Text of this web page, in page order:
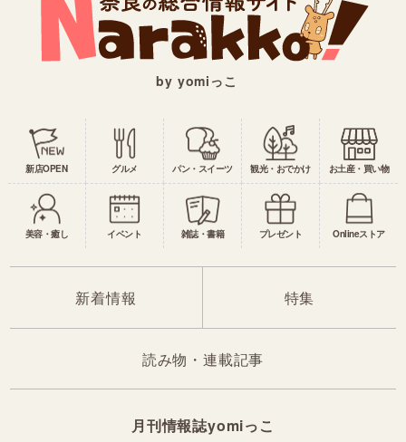
by yomiっこ
新店OPEN グルメ パン・スイーツ 観光・おでかけ お土産・買い物
美容・癒し イベント 雑誌・書籍 プレゼント Onlineストア
新着情報 特集
読み物・連載記事
月刊情報誌yomiっこ